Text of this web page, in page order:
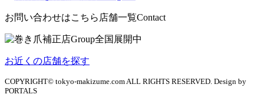
お問い合わせはこちら 店舗一覧Contact
お近くの店舗を探す
COPYRIGHT© tokyo-makizume.com ALL RIGHTS RESERVED. Design by
PORTALS